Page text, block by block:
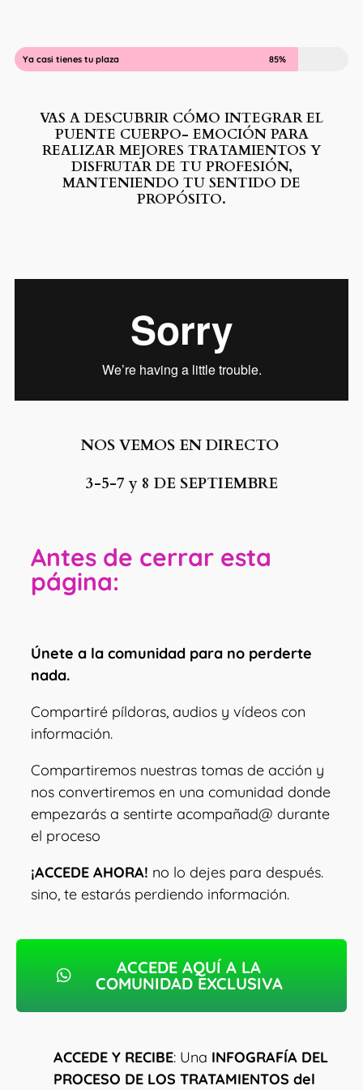
Ya casi tienes tu plaza 85%
VAS A DESCUBRIR CÓMO INTEGRAR EL
PUENTE CUERPO- EMOCIÓN PARA
REALIZAR MEJORES TRATAMIENTOS Y
DISFRUTAR DE TU PROFESIÓN,
MANTENIENDO TU SENTIDO DE
PROPÓSITO.
NOS VEMOS EN DIRECTO
3-5-7 y 8 DE SEPTIEMBRE
Antes de cerrar esta
página:
Únete a la comunidad para no perderte
nada.
Compartiré píldoras, audios y vídeos con
información.
Compartiremos nuestras tomas de acción y
nos convertiremos en una comunidad donde
empezarás a sentirte acompañad@ durante
el proceso
¡ACCEDE AHORA! no lo dejes para después.
sino, te estarás perdiendo información.
ACCEDE AQUÍ A LA
COMUNIDAD EXCLUSIVA
ACCEDE Y RECIBE: Una INFOGRAFÍA DEL
PROCESO DE LOS TRATAMIENTOS del